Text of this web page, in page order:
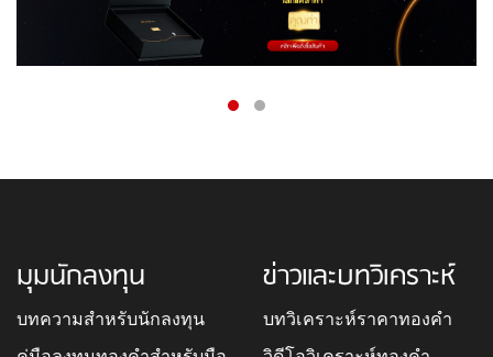
มุมนักลงทุน
บทความสำหรับนักลงทุน
ข่าวและบทวิเคราะห์
บทวิเคราะห์ราคาทองคำ